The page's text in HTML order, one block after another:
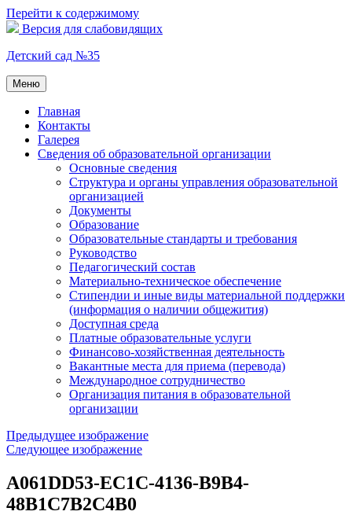
Перейти к содержимому
Версия для слабовидящих
Детский сад №35
Меню
Главная
Контакты
Галерея
Сведения об образовательной организации
Основные сведения
Структура и органы управления образовательной
организацией
Документы
Образование
Образовательные стандарты и требования
Руководство
Педагогический состав
Материально-техническое обеспечение
Стипендии и иные виды материальной поддержки
(информация о наличии общежития)
Доступная среда
Платные образовательные услуги
Финансово-хозяйственная деятельность
Вакантные места для приема (перевода)
Международное сотрудничество
Организация питания в образовательной
организации
Предыдущее изображение
Следующее изображение
A061DD53-EC1C-4136-B9B4-
48B1C7B2C4B0